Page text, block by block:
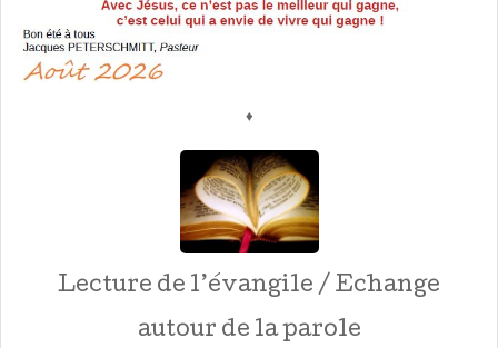
♦
Lecture de l’évangile / Echange
autour de la parole